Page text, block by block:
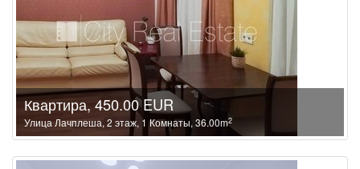
Квартира, 450.00 EUR
Улица Лачплеша, 2 этаж, 1 Комнаты, 36.00m2